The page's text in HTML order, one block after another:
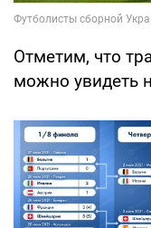
Отметим, что
можно увидеть